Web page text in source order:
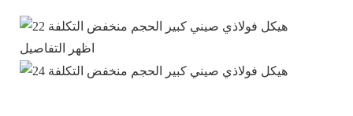
اظهر التفاصيل